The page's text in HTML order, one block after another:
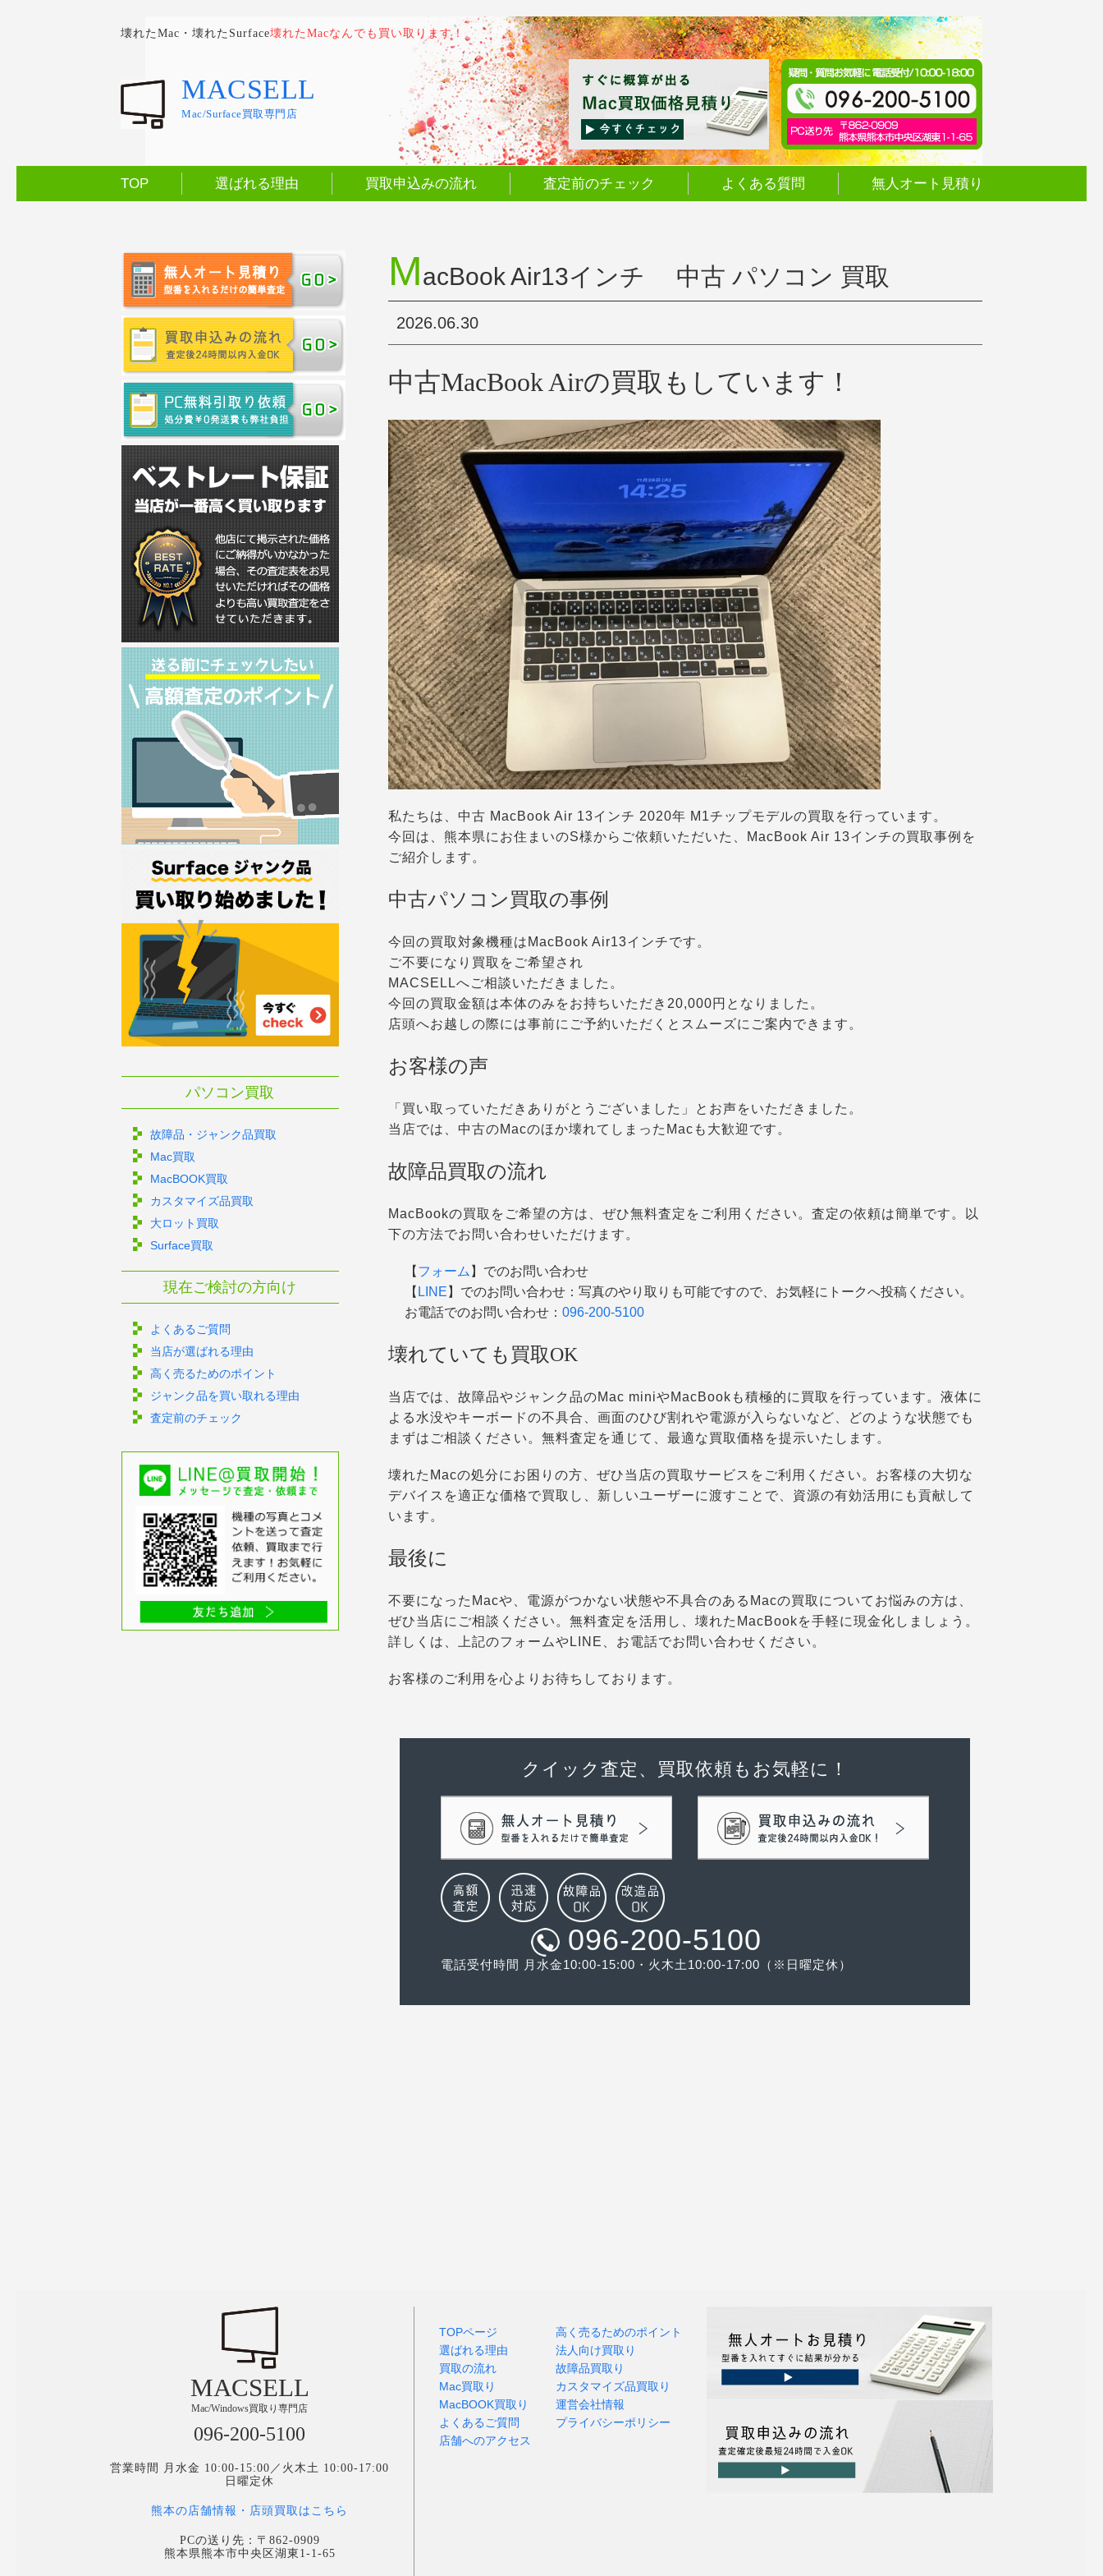
壊れたMac・壊れたSurface壊れたMacなんでも買い取ります！
MACSELL
Mac/Surface買取専門店
TOP 選ばれる理由 買取申込みの流れ 査定前のチェック よくある質問 無人オート見積り
MacBook Air13インチ 中古 パソコン 買取
2026.06.30
中古MacBook Airの買取もしています！
私たちは、中古 MacBook Air 13インチ 2020年 M1チップモデルの買取を行っています。
今回は、熊本県にお住まいのS様からご依頼いただいた、MacBook Air 13インチの買取事例を
ご紹介します。
中古パソコン買取の事例
今回の買取対象機種はMacBook Air13インチです。
ご不要になり買取をご希望され
MACSELLへご相談いただきました。
今回の買取金額は本体のみをお持ちいただき20,000円となりました。
店頭へお越しの際には事前にご予約いただくとスムーズにご案内できます。
お客様の声
「買い取っていただきありがとうございました」とお声をいただきました。
当店では、中古のMacのほか壊れてしまったMacも大歓迎です。
故障品買取の流れ
MacBookの買取をご希望の方は、ぜひ無料査定をご利用ください。査定の依頼は簡単です。以
下の方法でお問い合わせいただけます。
【 フォーム 】でのお問い合わせ
【 LINE 】でのお問い合わせ：写真のやり取りも可能ですので、お気軽にトークへ投稿ください。
お電話でのお問い合わせ： 096-200-5100
壊れていても買取OK
当店では、故障品やジャンク品のMac miniやMacBookも積極的に買取を行っています。液体に
よる水没やキーボードの不具合、画面のひび割れや電源が入らないなど、どのような状態でも
まずはご相談ください。無料査定を通じて、最適な買取価格を提示いたします。
壊れたMacの処分にお困りの方、ぜひ当店の買取サービスをご利用ください。お客様の大切な
デバイスを適正な価格で買取し、新しいユーザーに渡すことで、資源の有効活用にも貢献して
います。
最後に
不要になったMacや、電源がつかない状態や不具合のあるMacの買取についてお悩みの方は、
ぜひ当店にご相談ください。無料査定を活用し、壊れたMacBookを手軽に現金化しましょう。
詳しくは、上記のフォームやLINE、お電話でお問い合わせください。
お客様のご利用を心よりお待ちしております。
クイック査定、買取依頼もお気軽に！
096-200-5100
電話受付時間 月水金10:00-15:00・火木土10:00-17:00（※日曜定休）
パソコン買取
故障品・ジャンク品買取
Mac買取
MacBOOK買取
カスタマイズ品買取
大ロット買取
Surface買取
現在ご検討の方向け
よくあるご質問
当店が選ばれる理由
高く売るためのポイント
ジャンク品を買い取れる理由
査定前のチェック
MACSELL
Mac/Windows買取り専門店
096-200-5100
営業時間 月水金 10:00-15:00／火木土 10:00-17:00
日曜定休
熊本の店舗情報・店頭買取はこちら
PCの送り先：〒862-0909
熊本県熊本市中央区湖東1-1-65
TOPページ
選ばれる理由
買取の流れ
Mac買取り
MacBOOK買取り
よくあるご質問
店舗へのアクセス
高く売るためのポイント
法人向け買取り
故障品買取り
カスタマイズ品買取り
運営会社情報
プライバシーポリシー